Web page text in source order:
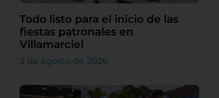
Todo listo para el inicio de las
fiestas patronales en
Villamarciel
3 de agosto de 2026